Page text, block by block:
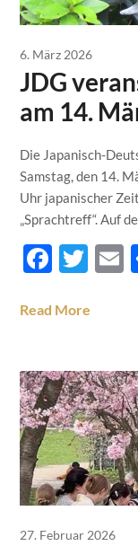
6. März 2026
JDG
am 14.
Die Japanisch-
Samstag, den 14.
Uhr japanischer
„Sprachtreff“. Auf
Read More
27. Februar 2026